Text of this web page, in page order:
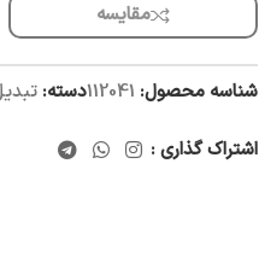
مقایسه
شناسه محصول: 112041دسته:
اشتراک گذاری :